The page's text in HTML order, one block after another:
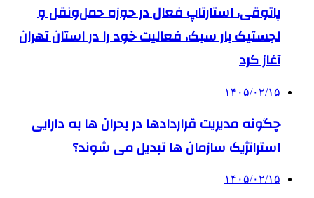
پاتوقی، استارتاپ فعال در حوزه حمل‌ونقل و
لجستیک بار سبک، فعالیت خود را در استان تهران
آغاز کرد
۱۴۰۵/۰۲/۱۵
چگونه مدیریت قراردادها در بحران ها به دارایی
استراتژیک سازمان ها تبدیل می شوند؟
۱۴۰۵/۰۲/۱۵